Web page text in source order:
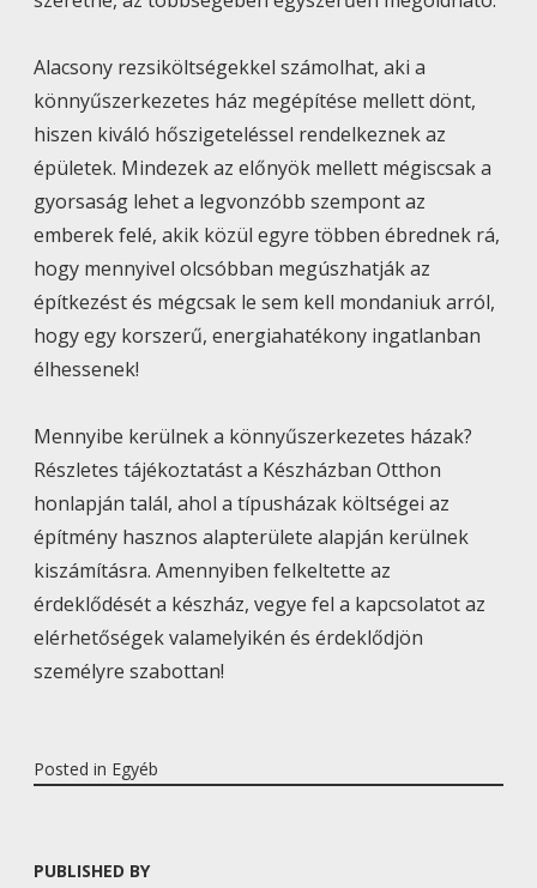
Alacsony rezsiköltségekkel számolhat, aki a
könnyűszerkezetes ház megépítése mellett dönt,
hiszen kiváló hőszigeteléssel rendelkeznek az
épületek. Mindezek az előnyök mellett mégiscsak a
gyorsaság lehet a legvonzóbb szempont az
emberek felé, akik közül egyre többen ébrednek rá,
hogy mennyivel olcsóbban megúszhatják az
építkezést és mégcsak le sem kell mondaniuk arról,
hogy egy korszerű, energiahatékony ingatlanban
élhessenek!
Mennyibe kerülnek a könnyűszerkezetes házak?
Részletes tájékoztatást a Készházban Otthon
honlapján talál, ahol a típusházak költségei az
építmény hasznos alapterülete alapján kerülnek
kiszámításra. Amennyiben felkeltette az
érdeklődését a készház, vegye fel a kapcsolatot az
elérhetőségek valamelyikén és érdeklődjön
személyre szabottan!
Posted in Egyéb
PUBLISHED BY